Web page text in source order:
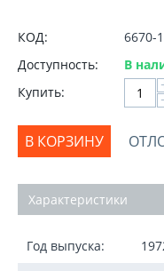
КОД:
6670-1
Доступность:
В
Купить:
В КОРЗИНУ
Характеристики
Год выпуска: